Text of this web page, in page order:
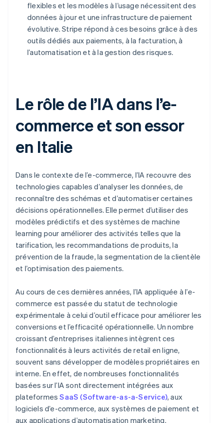
flexibles et les modèles à l’usage nécessitent des
données à jour et une infrastructure de paiement
évolutive. Stripe répond à ces besoins grâce à des
outils dédiés aux paiements, à la facturation, à
l’automatisation et à la gestion des risques.
Le rôle de l’IA dans l’e-
commerce et son essor
en Italie
Dans le contexte de l’e-commerce, l’IA recouvre des
technologies capables d’analyser les données, de
reconnaître des schémas et d’automatiser certaines
décisions opérationnelles. Elle permet d’utiliser des
modèles prédictifs et des systèmes de machine
learning pour améliorer des activités telles que la
tarification, les recommandations de produits, la
prévention de la fraude, la segmentation de la clientèle
et l’optimisation des paiements.
Au cours de ces dernières années, l’IA appliquée à l’e-
commerce est passée du statut de technologie
expérimentale à celui d’outil efficace pour améliorer les
conversions et l’efficacité opérationnelle. Un nombre
croissant d’entreprises italiennes intègrent ces
fonctionnalités à leurs activités de retail en ligne,
souvent sans développer de modèles propriétaires en
interne. En effet, de nombreuses fonctionnalités
basées sur l’IA sont directement intégrées aux
plateformesSaaS (Software-as-a-Service), aux
logiciels d’e-commerce, aux systèmes de paiement et
aux applications d’automatisation marketing.